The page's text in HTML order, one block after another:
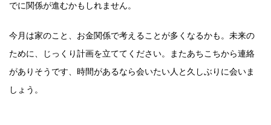
でに関係が進むかもしれません。
今月は家のこと、お金関係で考えることが多くなるかも。未来の
ために、じっくり計画を立ててください。またあちこちから連絡
がありそうです、時間があるなら会いたい人と久しぶりに会いま
しょう。